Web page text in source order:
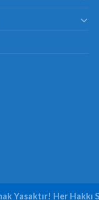
Yasaktır! Her Hakkı